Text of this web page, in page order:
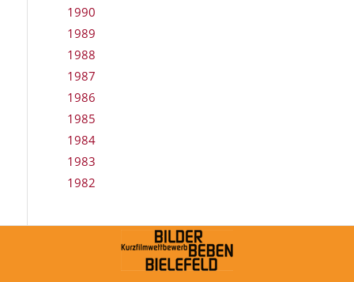
1990
1989
1988
1987
1986
1985
1984
1983
1982